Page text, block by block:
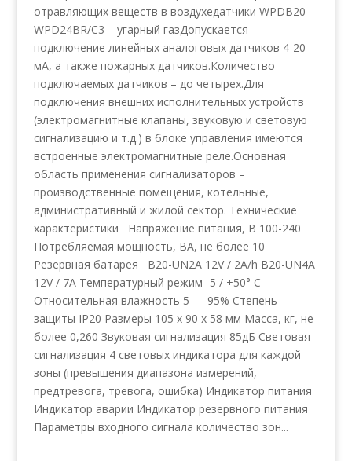
отравляющих веществ в воздухедатчики WPDВ20-
WPD24BR/C3 – угарный газДопускается
подключение линейных аналоговых датчиков 4-20
мА, а также пожарных датчиков.Количество
подключаемых датчиков – до четырех.Для
подключения внешних исполнительных устройств
(электромагнитные клапаны, звуковую и световую
сигнализацию и т.д.) в блоке управления имеются
встроенные электромагнитные реле.Основная
область применения сигнализаторов –
производственные помещения, котельные,
административный и жилой сектор. Технические
характеристики Напряжение питания, В 100-240
Потребляемая мощность, ВА, не более 10
Резервная батарея B20-UN2A 12V / 2A/h B20-UN4A
12V / 7A Температурный режим -5 / +50° С
Относительная влажность 5 — 95% Степень
защиты IP20 Размеры 105 x 90 x 58 мм Масса, кг, не
более 0,260 Звуковая сигнализация 85дБ Световая
сигнализация 4 световых индикатора для каждой
зоны (превышения диапазона измерений,
предтревога, тревога, ошибка) Индикатор питания
Индикатор аварии Индикатор резервного питания
Параметры входного сигнала количество зон...